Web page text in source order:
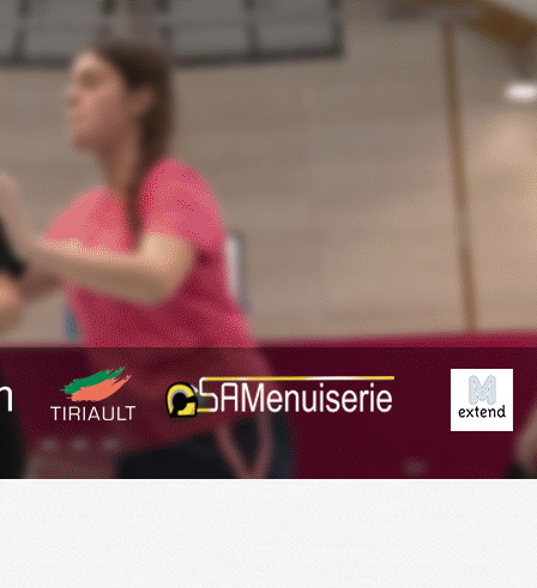
Exporter les lignes sélectionnées
Exporter toutes les colonnes
Exporter uniquement les colonnes affichées
Planning
Derniers Résultats
Résumé des matchs
?>
Images de la page d'accueil
Cliquez pour éditer